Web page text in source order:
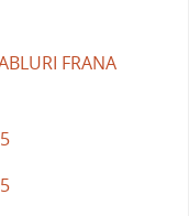
FRANA